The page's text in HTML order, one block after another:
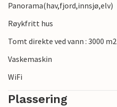
Panorama(hav,fjord,innsjø,elv)
Røykfritt hus
Tomt direkte ved vann : 3000 m2
Vaskemaskin
WiFi
Plassering